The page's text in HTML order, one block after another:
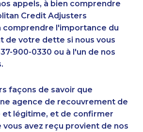
appels, à bien comprendre
Credit Adjusters
comprendre l'importance du
de votre dette si nous vous
900-0330 ou à l'un de nos
façons de savoir que
agence de recouvrement de
et légitime, et de confirmer
vous avez reçu provient de nos